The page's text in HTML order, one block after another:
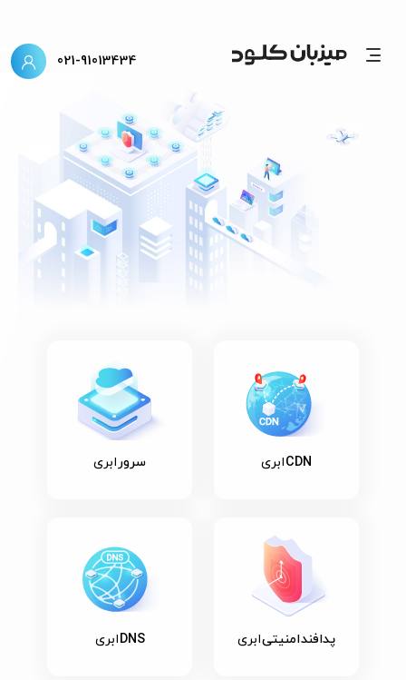
021-91013434
CDNابری سرورابری
پدافند امنیتیابری DNSابری